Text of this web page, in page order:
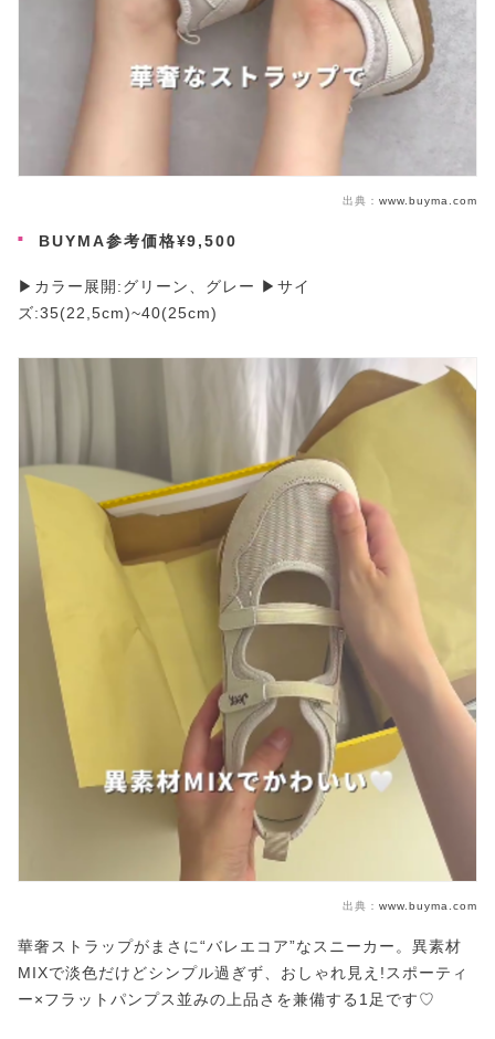
出典： www.buyma.com
BUYMA参考価格¥9,500
▶カラー展開:グリーン、グレー ▶サイ
ズ:35(22,5cm)~40(25cm)
出典： www.buyma.com
華奢ストラップがまさに“バレエコア”なスニーカー。異素材
MIXで淡色だけどシンプル過ぎず、おしゃれ見え!スポーティ
ー×フラットパンプス並みの上品さを兼備する1足です♡